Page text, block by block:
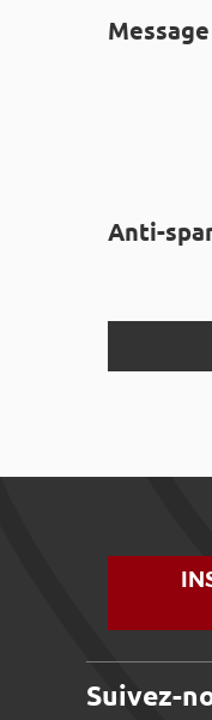
Message
Anti-
Suivez-